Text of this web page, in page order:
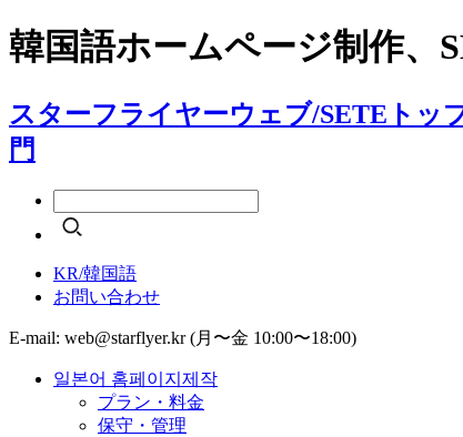
韓国語ホームページ制作、
スターフライヤーウェブ/SETEトッ
門
KR/韓国語
お問い合わせ
E-mail: web@starflyer.kr (月〜金 10:00〜18:00)
일본어 홈페이지제작
プラン・料金
保守・管理